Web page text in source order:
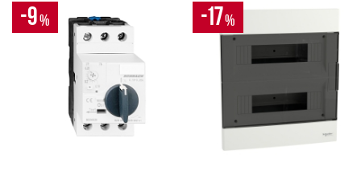
-9% -17%